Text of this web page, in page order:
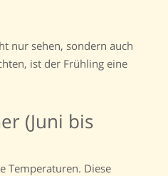
nur sehen, sondern auch
ist der Frühling eine
(Juni bis
Temperaturen. Diese